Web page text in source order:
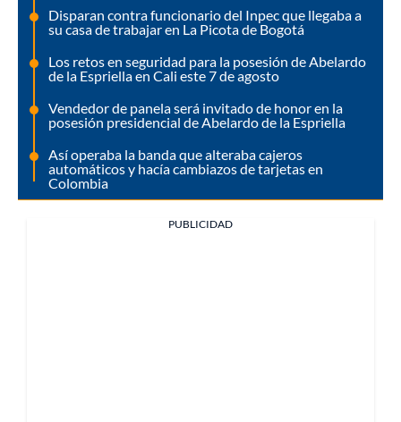
Disparan contra funcionario del Inpec que llegaba a
su casa de trabajar en La Picota de Bogotá
Los retos en seguridad para la posesión de Abelardo
de la Espriella en Cali este 7 de agosto
Vendedor de panela será invitado de honor en la
posesión presidencial de Abelardo de la Espriella
Así operaba la banda que alteraba cajeros
automáticos y hacía cambiazos de tarjetas en
Colombia
PUBLICIDAD